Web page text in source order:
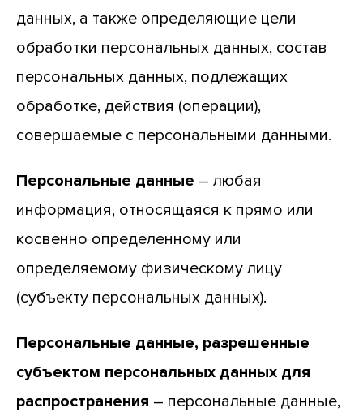
данных, а также определяющие цели
обработки персональных данных, состав
персональных данных, подлежащих
обработке, действия (операции),
совершаемые с персональными данными.
Персональные данные – любая
информация, относящаяся к прямо или
косвенно определенному или
определяемому физическому лицу
(субъекту персональных данных).
Персональные данные, разрешенные
субъектом персональных данных для
распространения – персональные данные,